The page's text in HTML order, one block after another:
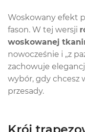
Woskowany efekt
fason. W tej wersji
woskowanej
nowocześnie i „z
zachowuje
wybór, gdy chcesz
przesady.